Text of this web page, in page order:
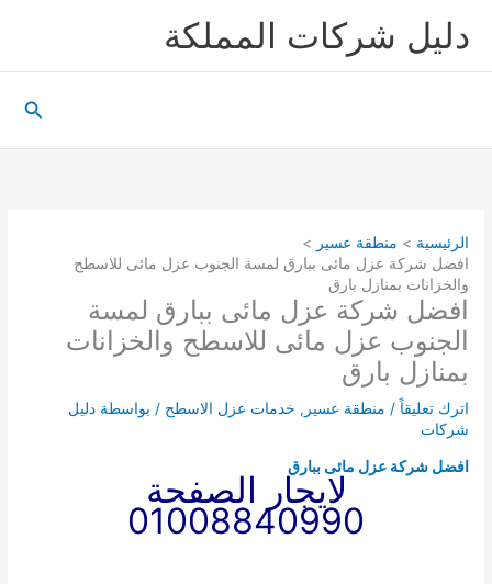
دليل شركات المملكة
الرئيسية
منطقة عسير
افضل شركة عزل مائى ببارق لمسة الجنوب عزل مائى للاسطح
والخزانات بمنازل بارق
افضل شركة عزل مائى ببارق لمسة
الجنوب عزل مائى للاسطح والخزانات
بمنازل بارق
اترك تعليقاً / منطقة عسير , خدمات عزل الاسطح / بواسطة دليل
شركات
افضل شركة عزل مائى ببارق
لايجار الصفحة
01008840990